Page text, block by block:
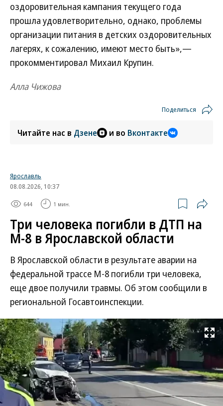
оздоровительная кампания текущего года
прошла удовлетворительно, однако, проблемы
организации питания в детских оздоровительных
лагерях, к сожалению, имеют место быть»,—
прокомментировал Михаил Крупин.
Алла Чижова
Поделиться
Читайте нас в Дзене и во Вконтакте
Ярославль
08.08.2026, 10:37
644 1 мин.
Три человека погибли в ДТП на
М-8 в Ярославской области
В Ярославской области в результате аварии на
федеральной трассе М-8 погибли три человека,
еще двое получили травмы. Об этом сообщили в
региональной Госавтоинспекции.
Развернуть